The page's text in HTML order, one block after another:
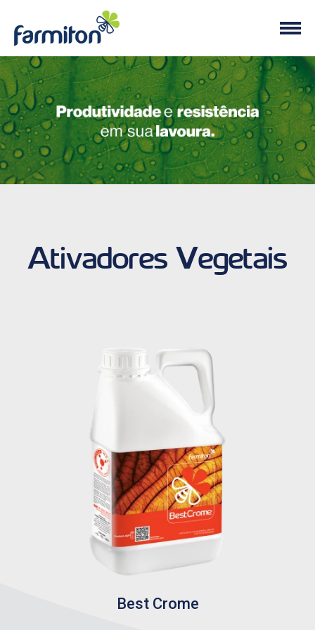
Ativadores Vegetais
Best Crome